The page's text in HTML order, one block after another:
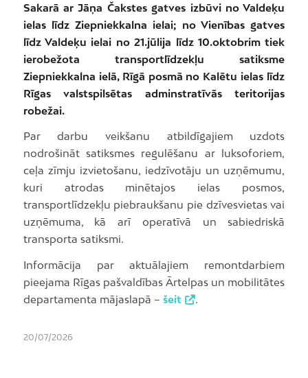
Sakarā ar Jāņa Čakstes gatves izbūvi no Valdeķu
ielas līdz Ziepniekkalna ielai; no Vienības gatves
līdz Valdeķu ielai no 21.jūlija līdz 10.oktobrim tiek
ierobežota transportlīdzekļu satiksme
Ziepniekkalna ielā, Rīgā posmā no Kalētu ielas līdz
Rīgas valstspilsētas adminstratīvās teritorijas
robežai.
Par darbu veikšanu atbildīgajiem uzdots
nodrošināt satiksmes regulēšanu ar luksoforiem,
ceļa zīmju izvietošanu, iedzīvotāju un uzņēmumu,
kuri atrodas minētajos ielas posmos,
transportlīdzekļu piebraukšanu pie dzīvesvietas vai
uzņēmuma, kā arī operatīvā un sabiedriskā
transporta satiksmi.
Informācija par aktuālajiem remontdarbiem
pieejama Rīgas pašvaldības Ārtelpas un mobilitātes
departamenta mājaslapā – šeit .
20/07/2026